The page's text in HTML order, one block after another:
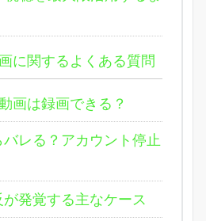
に関するよくある質問
画は録画できる？
レる？アカウント停止
発覚する主なケース